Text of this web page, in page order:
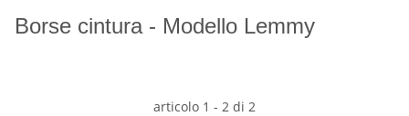
Borse cintura - Modello Lemmy
articolo 1 - 2 di 2